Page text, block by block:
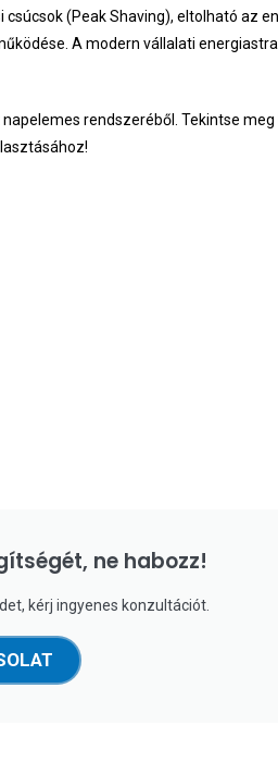
(Peak Shaving), eltolható az
A modern vállalati
rendszeréből. Tekintse
ne habozz!
kérj ingyenes konzultációt.